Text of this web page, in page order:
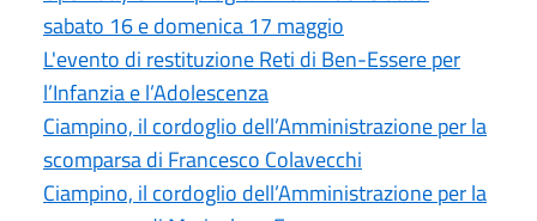
sabato 16 e domenica 17 maggio
L'evento di restituzione Reti di Ben-Essere per
l’Infanzia e l’Adolescenza
Ciampino, il cordoglio dell’Amministrazione per la
scomparsa di Francesco Colavecchi
Ciampino, il cordoglio dell’Amministrazione per la